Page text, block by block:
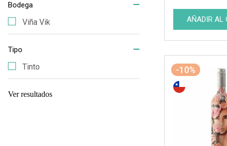
Bodega
Viña Vik
Tipo
Tinto
Ver resultados
-10%